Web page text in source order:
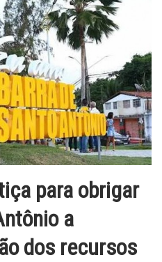
para obrigar
a
dos recursos